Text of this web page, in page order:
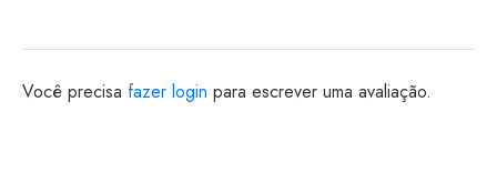
Você precisa fazer login para escrever uma avaliação.